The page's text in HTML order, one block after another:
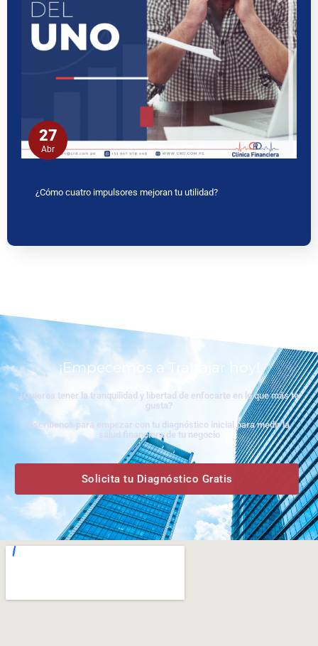
27
Abr
¿Cómo cuatro impulsores mejoran tu utilidad?
¡Empecemos a Trabajar hoy!
¿Quieres tener la tranquilidad y libertad de enfocarte en lo que más te
gusta?
Escríbenos para empezar con tu diagnóstico inicial para medir la
salud financiera de tu negocio
Solicita tu Diagnóstico Gratis